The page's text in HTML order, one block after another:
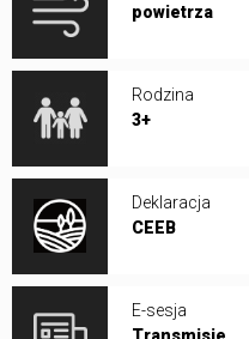
powietrza
Rodzina
3+
Deklaracja
CEEB
E-sesja
Transmisje